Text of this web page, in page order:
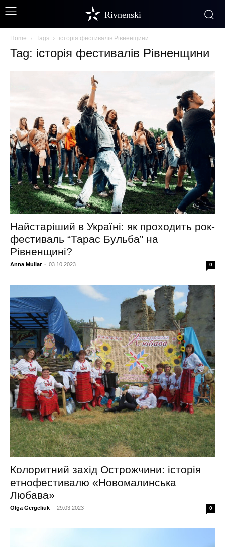
Rivnenski
Home Tags історія фестивалів Рівненщини
Tag: історія фестивалів Рівненщини
Найстаріший в Україні: як проходить рок-
фестиваль “Тарас Бульба” на
Рівненщині?
Anna Muliar - 03.10.2023 0
Колоритний захід Острожчини: історія
етнофестивалю «Новомалинська
Любава»
Olga Gergeliuk - 29.03.2023 0